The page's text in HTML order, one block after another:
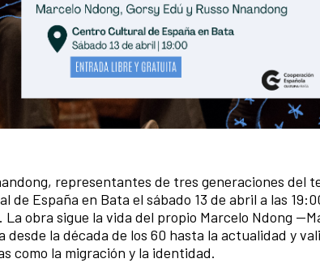
representantes de tres generaciones del
de España en Bata el sábado 13 de abril a las
. La obra sigue la vida del propio Marcelo Ndong
la década de los 60 hasta la actualidad y
como la migración y la identidad.